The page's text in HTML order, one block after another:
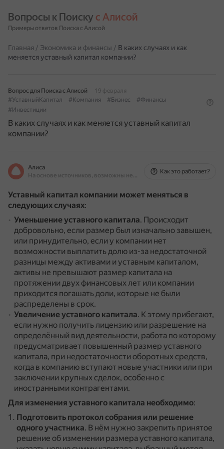
Вопросы к Поиску с Алисой
Примеры ответов Поиска с Алисой
Главная / Экономика и финансы / В каких случаях и как
меняется уставный капитал компании?
Вопрос для Поиска с Алисой
19 февраля
#УставныйКапитал
#Компания #Бизнес
#Финансы
#Инвестиции
В каких случаях и как меняется уставный капитал
компании?
Алиса
На основе источников, возможны неточности
Как это работает?
Уставный капитал компании может меняться в
следующих случаях:
Уменьшение уставного капитала. Происходит
добровольно, если размер был изначально завышен,
или принудительно, если у компании нет
возможности выплатить долю из-за недостаточной
разницы между активами и уставным капиталом,
активы не превышают размер капитала на
протяжении двух финансовых лет или компании
приходится погашать доли, которые не были
распределены в срок.
Увеличение уставного капитала. К этому прибегают,
если нужно получить лицензию или разрешение на
определённый вид деятельности, работа по которому
предусматривает повышенный размер уставного
капитала, при недостаточности оборотных средств,
когда в компанию вступают новые участники или при
заключении крупных сделок, особенно с
иностранными контрагентами.
Для изменения уставного капитала необходимо:
Подготовить протокол собрания или решение
одного участника. В нём нужно закрепить принятое
решение об изменении размера уставного капитала,